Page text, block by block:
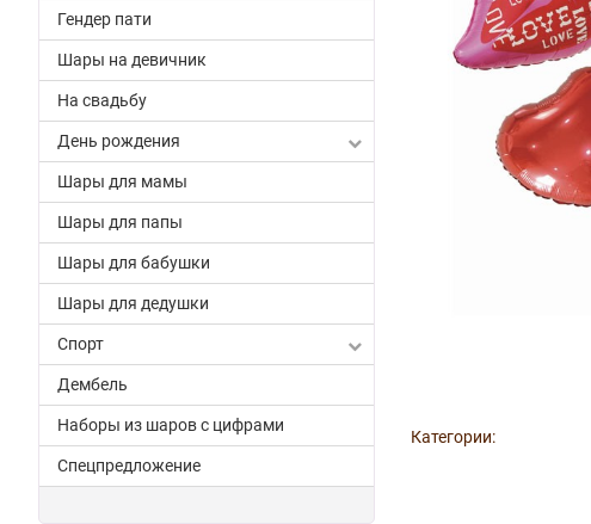
Гендер пати
Шары на девичник
На свадьбу
День рождения
Шары для мамы
Шары для папы
Шары для бабушки
Шары для дедушки
Спорт
Дембель
Наборы из шаров с цифрами
Спецпредложение
Категории: